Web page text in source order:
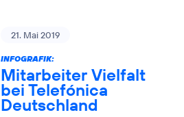
21. Mai 2019
INFOGRAFIK:
Mitarbeiter Vielfalt
bei Telefónica
Deutschland